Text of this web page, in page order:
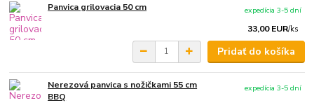
Panvica grilovacia 50 cm
33,00 EUR/ks
expedícia 3-5 dní
Pridať do košíka
Nerezová panvica s nožičkami 55 cm
BBQ
expedícia 3-5 dní